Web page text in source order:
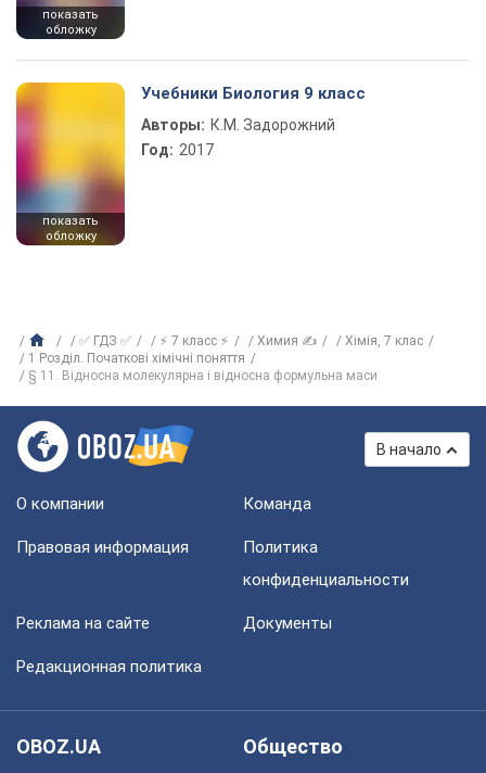
показать
обложку
показать
обложку
Учебники Биология 9 класс
Авторы: К.М. Задорожний
Год: 2017
✅ ГДЗ ✅ ⚡ 7 класс ⚡ Химия ✍
Хiмiя, 7 клас
1 Розділ. Початкові хімічні поняття
§ 11. Відносна молекулярна і відносна формульна маси
В начало
О компании Команда
Правовая информация
Политика
конфиденциальности
Реклама на сайте Документы
Редакционная политика
OBOZ.UA
Общество